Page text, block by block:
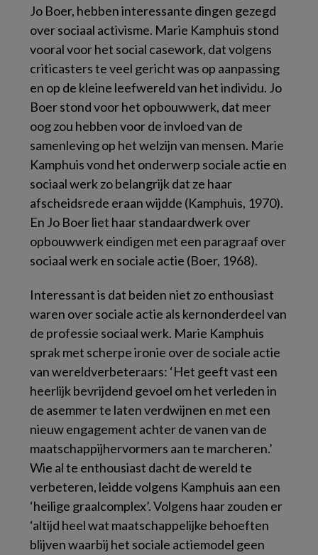
Jo Boer, hebben interessante dingen gezegd
over sociaal activisme. Marie Kamphuis stond
vooral voor het social casework, dat volgens
criticasters te veel gericht was op aanpassing
en op de kleine leefwereld van het individu. Jo
Boer stond voor het opbouwwerk, dat meer
oog zou hebben voor de invloed van de
samenleving op het welzijn van mensen. Marie
Kamphuis vond het onderwerp sociale actie en
sociaal werk zo belangrijk dat ze haar
afscheidsrede eraan wijdde (Kamphuis, 1970).
En Jo Boer liet haar standaardwerk over
opbouwwerk eindigen met een paragraaf over
sociaal werk en sociale actie (Boer, 1968).
Interessant is dat beiden niet zo enthousiast
waren over sociale actie als kernonderdeel van
de professie sociaal werk. Marie Kamphuis
sprak met scherpe ironie over de sociale actie
van wereldverbeteraars: ‘Het geeft vast een
heerlijk bevrijdend gevoel om het verleden in
de asemmer te laten verdwijnen en met een
nieuw engagement achter de vanen van de
maatschappijhervormers aan te marcheren.’
Wie al te enthousiast dacht de wereld te
verbeteren, leidde volgens Kamphuis aan een
‘heilige graalcomplex’. Volgens haar zouden er
‘altijd heel wat maatschappelijke behoeften
blijven waarbij het sociale actiemodel geen